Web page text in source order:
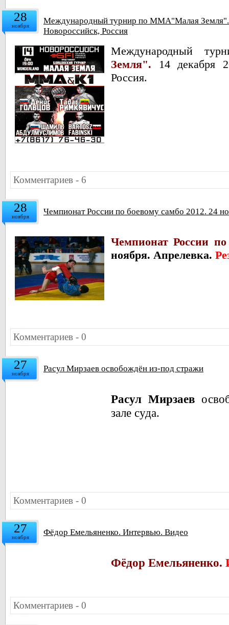
28
ноября
Международный турнир по ММА"Малая Земля".
Новороссийск, Россия
Международный
Земля". 14 декабря
Россия.
Комментариев - 6
28
ноября Чемпионат России по боевому самбо 2012. 24
Чемпионат России
ноября. Апрелевка.
Комментариев - 0
27
ноября Расул Мирзаев освобождён из-под стражи
Расул Мирзаев
зале суда.
Комментариев - 0
27
ноября Фёдор Емельяненко. Интервью. Видео
Фёдор Емельяненко.
Комментариев - 0